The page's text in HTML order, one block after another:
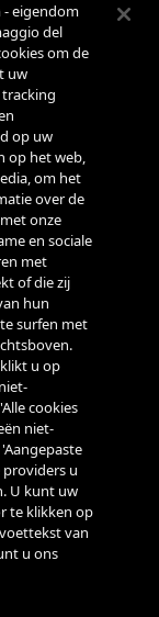
- eigendom
del
om de
uw
op uw
op het web,
om het
over de
onze
en sociale
met
of die zij
hun
surfen met
u op
cookies
niet-
u
U kunt uw
te klikken op
van
u ons